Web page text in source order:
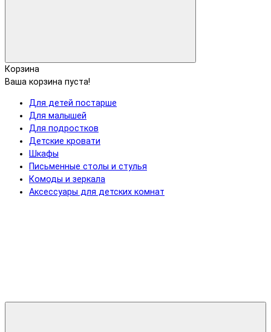
Корзина
Ваша корзина пуста!
Для детей постарше
Для малышей
Для подростков
Детские кровати
Шкафы
Письменные столы и стулья
Комоды и зеркала
Аксессуары для детских комнат